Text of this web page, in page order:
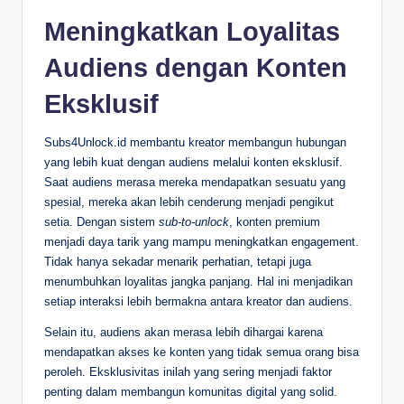
Meningkatkan Loyalitas
Audiens dengan Konten
Eksklusif
Subs4Unlock.id membantu kreator membangun hubungan
yang lebih kuat dengan audiens melalui konten eksklusif.
Saat audiens merasa mereka mendapatkan sesuatu yang
spesial, mereka akan lebih cenderung menjadi pengikut
setia. Dengan sistem sub-to-unlock, konten premium
menjadi daya tarik yang mampu meningkatkan engagement.
Tidak hanya sekadar menarik perhatian, tetapi juga
menumbuhkan loyalitas jangka panjang. Hal ini menjadikan
setiap interaksi lebih bermakna antara kreator dan audiens.
Selain itu, audiens akan merasa lebih dihargai karena
mendapatkan akses ke konten yang tidak semua orang bisa
peroleh. Eksklusivitas inilah yang sering menjadi faktor
penting dalam membangun komunitas digital yang solid.